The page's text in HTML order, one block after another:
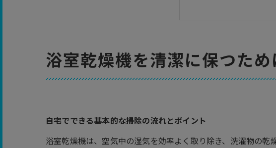
浴室乾燥機を清潔に保つた
自宅でできる基本的な掃除の流れとポイント
浴室乾燥機は、空気中の湿気を効率よく取り除き、洗濯物の